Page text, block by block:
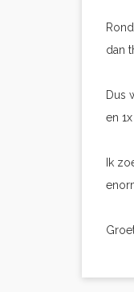
dan
Dus
en
Ik